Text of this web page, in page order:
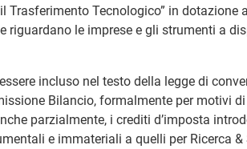
Trasferimento Tecnologico” in dotazione
riguardano le imprese e gli strumenti a
incluso nel testo della legge di
Bilancio, formalmente per motivi
parzialmente, i crediti d’imposta
e immateriali a quelli per Ricerca &